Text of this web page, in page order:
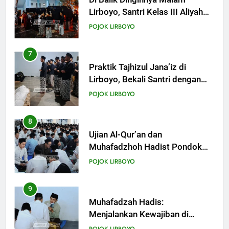
23
Lailatul Qadar
KHUTBAH
24
KHUTBAH
25
Kita?
KHUTBAH
Lirboyo, Bekali Santri dengan
Keterampilan Merawat Jenazah
POJOK LIRBOYO
8
Ujian Al-Qur’an dan
Muhafadzhoh Hadist Pondok
Lirboyo
POJOK LIRBOYO
9
Muhafadzah Hadis:
Menjalankan Kewajiban di
Tengah Padatnya Aktivitas
POJOK LIRBOYO
10
Studi Banding PP. Miftahul Ulum
Karangdurin Sampang